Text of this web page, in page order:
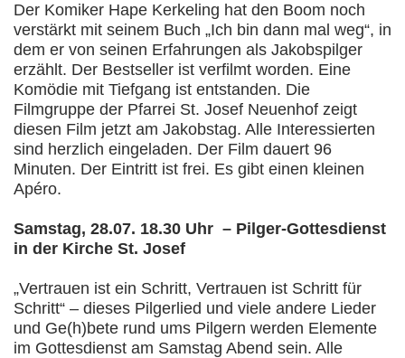
Der Komiker Hape Kerkeling hat den Boom noch
verstärkt mit seinem Buch „Ich bin dann mal weg“, in
dem er von seinen Erfahrungen als Jakobspilger
erzählt. Der Bestseller ist verfilmt worden. Eine
Komödie mit Tiefgang ist entstanden. Die
Filmgruppe der Pfarrei St. Josef Neuenhof zeigt
diesen Film jetzt am Jakobstag. Alle Interessierten
sind herzlich eingeladen. Der Film dauert 96
Minuten. Der Eintritt ist frei. Es gibt einen kleinen
Apéro.
Samstag, 28.07. 18.30 Uhr – Pilger-Gottesdienst
in der Kirche St. Josef
„Vertrauen ist ein Schritt, Vertrauen ist Schritt für
Schritt“ – dieses Pilgerlied und viele andere Lieder
und Ge(h)bete rund ums Pilgern werden Elemente
im Gottesdienst am Samstag Abend sein. Alle